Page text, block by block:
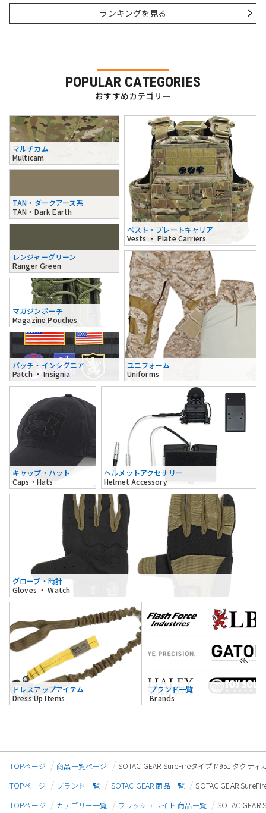
ランキングを見る
POPULAR CATEGORIES
おすすめカテゴリー
マルチカム
Multicam
TAN・ダークアース系
TAN・Dark Earth
レンジャーグリーン
Ranger Green
ベスト・プレートキャリア
Vests ・ Plate Carriers
マガジンポーチ
Magazine Pouches
パッチ・インシグニア
Patch ・ Insignia
ユニフォーム
Uniforms
キャップ・ハット
Caps・Hats
ヘルメットアクセサリー
Helmet Accessory
グローブ・時計
Gloves ・ Watch
ドレスアップアイテム
Dress Up Items
ブランド一覧
Brands
TOPページ 商品一覧ページ
SOTAC GEAR SureFireタイプ M951 タクティ
TOPページ
ブランド一覧 SOTAC GEAR 商品一覧
SOTAC GEAR
TOPページ
カテゴリー一覧 フラッシュライト 商品一覧
SOTAC